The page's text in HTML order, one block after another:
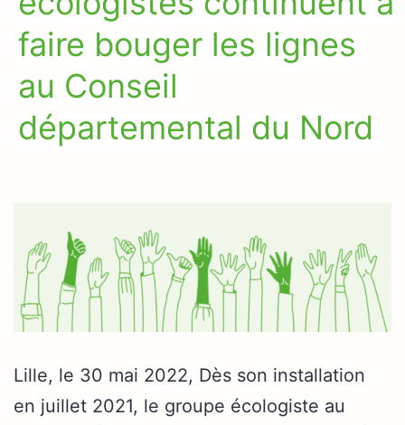
faire bouger les lignes
au Conseil
départemental du Nord
Lille, le 30 mai 2022, Dès son installation
en juillet 2021, le groupe écologiste au